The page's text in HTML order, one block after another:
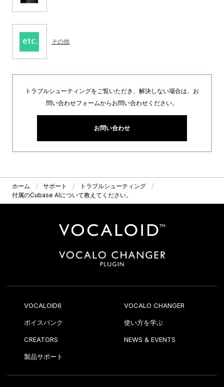
その他
トラブルシューティングをご覧いただき、解決しない場合は、お
問い合わせフォームからお問い合わせください。
お問い合わせ
ホーム サポート
トラブルシューティング
付属のCubase AIについて教えてください。
VOCALOID6 VOCALO CHANGER
ボイスバンク 使い方を学ぶ
CREATORS NEWS & EVENTS
製品サポート